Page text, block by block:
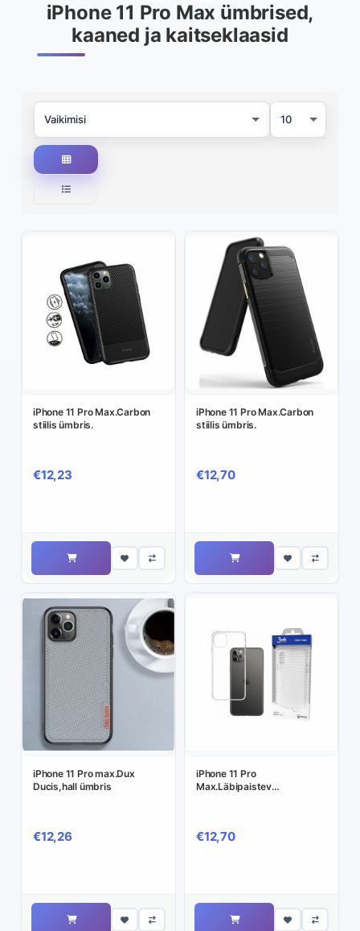
iPhone 11 Pro Max ümbrised,
kaaned ja kaitseklaasid
iPhone 11 Pro Max.Carbon
stiilis ümbris.
€12,23
iPhone 11 Pro Max.Carbon
stiilis ümbris.
€12,70
iPhone 11 Pro max.Dux
Ducis,hall ümbris
€12,26
iPhone 11 Pro
Max.Läbipaistev
€12,70